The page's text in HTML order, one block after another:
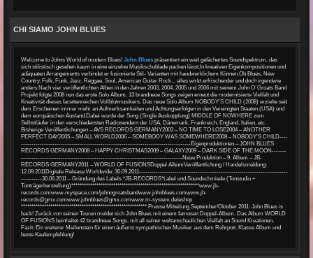
CHI SIAMO JOHN BLUES
Welcome to Johns World of modern Blues!John Blues präsentiert ein weit gefächertes Soundspektrum, das
sich stilistisch gesehen kaum in eine einzelne Musikschublade packen lässt.In kreativen Eigenkompositionen und
adäquaten Arrangements verbindet er fusionierte Stil- Varianten mit handwerklichem Können.Ob Blues, New
Country, Folk, Funk, Jazz, Reggae, Soul, American Guitar Rock... alles wirkt erfrischender und doch irgendwie
anders.Nach vier veröffentlichten Alben in den Jahren 2003, 2004, 2005 und 2006 mit seinem John O`Groats Band
Projekt folgte 2008 nun das erste Solo Album. 13 brandneue Songs zeigen erneut die modernisierte Vielfalt und
Kreativität dieses facettenreichen Vollblutmusikers. Das neue Solo Album NOBODY’S CHILD (2008) erzielte seit
dem Erscheinen immer mehr an Aufmerksamkeiten und Achtungserfolgen in den Vereinigten Staaten (USA) und
dem europäischen Ausland.Dabei wurde der Song (Single Auskopplung) MIDDLE OF NOWHERE zum
Selbstläufer in den verschiedensten Radiosendern der USA, Dänemark, Frankreich, England, Italien, etc.
Bisherige Veröffentlichungen – AVS RECORDS GERMANY2003 – NO TIME TO LOSE2004 – ANOTHER
PERFECT DAY2005 – SMALL WORLD2006 – SOMEBODY WAS SOMEWHERE2008 – NOBODY’S CHILD----
---------------------------------------------------------------------------------Eigenproduktionen – JOHN BLUES
RECORDS GERMANY2008 – HAPPY CHRISTMAS2009 – GALAXY2009 – DARK SIDE OF THE MOON-------
-----------------------------------------------------------------------------Neue Produktion – 9. Album – JB-
RECORDS GERMANY2011 – WORLD OF FUSIONSDoppel AlbumVeröffentlichung / Handelsmeldung:
12.09.2011Digitale Release Worldwide: 30.09.2011-----------------------------------------------------------------------
----------30.06.2011 – Gründung des Labels *JB-RECORDS*Label und Soundschmiede (Tonstudio +
Tonträgerherstellung)*************************************************************www.jb-
records.comwww.myspace.com/johnogroatsbandwww.johnblues.comwww.jb-
records@gmx.comwww.johnblues@gmx.comwww.m-system.de/eshop
************************************************************ Presse Mitteilung September/Oktober 2011: John Blues is
back! Zurück von seinen Touren meldet sich John Blues mit einem famosen Doppel-Album. Das Album WORLD
OF FUSIONS beinhaltet 42 brandneue Songs, mit all seiner weltanschaulichen Vielfalt an Sound Kreationen.
Fazit: Ein weiterer Meilenstein für einen äußerst sympathischen Musiker aus dem Ruhrpott. Klasse Album und
beste Kaufempfehlung!